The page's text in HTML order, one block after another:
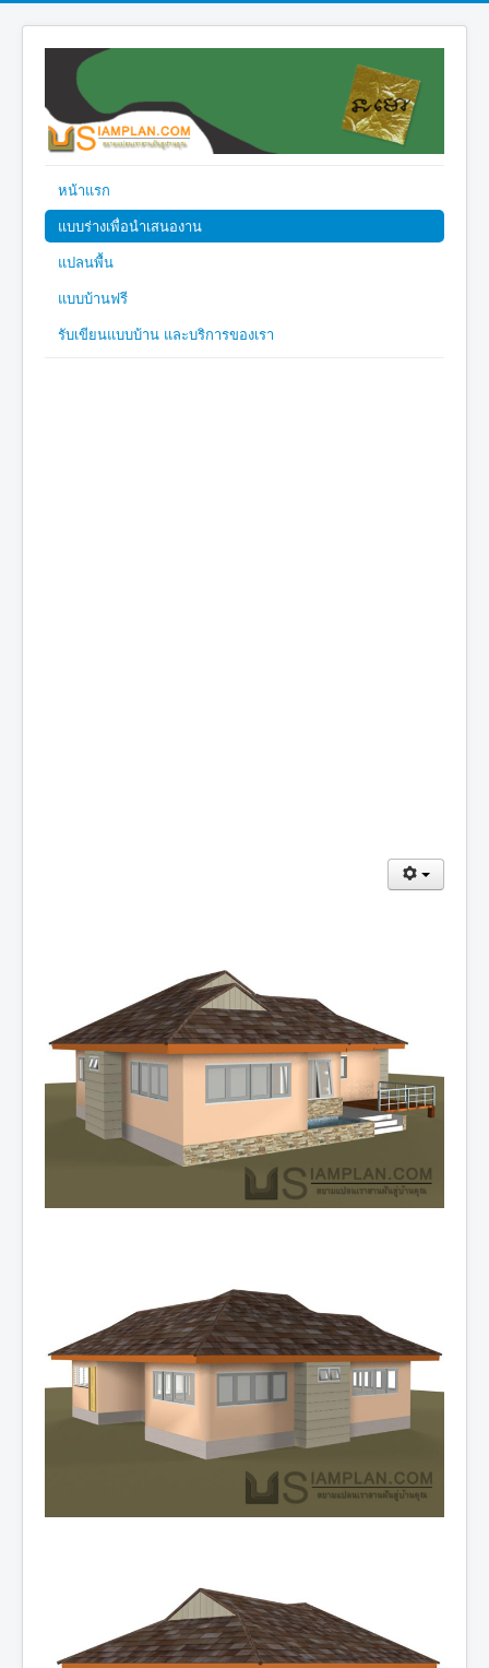
หน้าแรก
แบบร่างเพื่อนำเสนองาน
แปลนพื้น
แบบบ้านฟรี
รับเขียนแบบบ้าน และบริการของเรา